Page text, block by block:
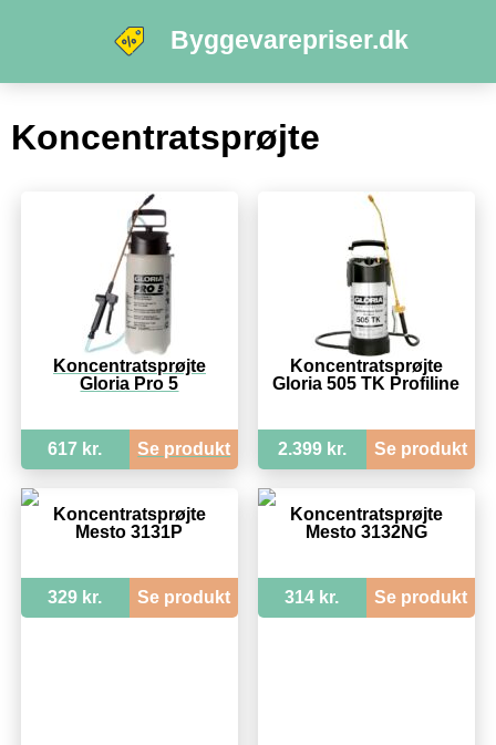
Byggevarepriser.dk
Koncentratsprøjte
Koncentratsprøjte
Gloria Pro 5
617 kr. Se produkt
Koncentratsprøjte
Gloria 505 TK Profiline
2.399 kr. Se produkt
Koncentratsprøjte
Mesto 3131P
329 kr. Se produkt
Koncentratsprøjte
Mesto 3132NG
314 kr. Se produkt